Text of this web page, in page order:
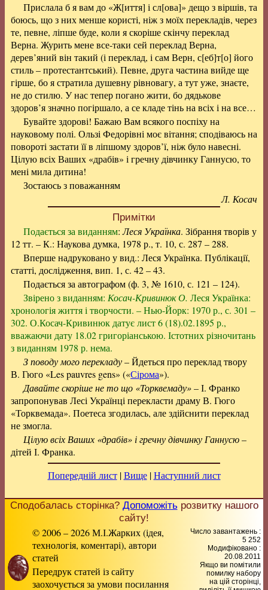
Прислала б я вам до «Ж[иття] і сл[ова]» дещо з віршів, та
боюсь, що з них менше користі, ніж з моїх перекладів, через
те, певне, ліпше буде, коли я скоріше скінчу переклад
Верна. Журить мене все-таки сей переклад Верна,
дерев’яний він такий (і переклад, і сам Верн, с[еб]т[о] його
стиль – протестантський). Певне, друга частина вийде ще
гірше, бо я стратила душевну рівновагу, а тут уже, знаєте,
не до стилю. У нас тепер погано жити, бо дядькове
здоров’я значно погіршало, а се кладе тінь на всіх і на все…
Бувайте здорові! Бажаю Вам всякого поспіху на
науковому полі. Ользі Федорівні моє вітання; сподіваюсь на
повороті застати її в ліпшому здоров’ї, ніж було навесні.
Цілую всіх Ваших «драбів» і гречну дівчинку Ганнусю, то
мені мила дитина!
Зостаюсь з поважанням
Л. Косач
Примітки
Подається за виданням:Леся Українка. Зібрання творів у
12 тт. – К.: Наукова думка, 1978 р., т. 10, с. 287 – 288.
Вперше надруковано у вид.: Леся Українка. Публікації,
статті, дослідження, вип. 1, с. 42 – 43.
Подається за автографом (ф. 3, № 1610, с. 121 – 124).
Звірено з виданням: Косач-Кривинюк О. Леся Українка:
хронологія життя і творчости. – Нью-Йорк: 1970 р., с. 301 –
302. О.Косач-Кривинюк датує лист 6 (18).02.1895 р.,
вважаючи дату 18.02 григоріанською. Істотних різночитань
з виданням 1978 р. нема.
З поводу мого перекладу– Йдеться про переклад твору
В. Гюго «Les pauvres gens» («Сірома»).
Давайте скоріше не то що «Торквемаду»– І. Франко
запропонував Лесі Українці перекласти драму В. Гюго
«Торквемада». Поетеса згодилась, але здійснити переклад
не змогла.
Цілую всіх Ваших «драбів» і гречну дівчинку Ганнусю–
дітей І. Франка.
Попередній лист|Вище|Наступний лист
Сподобалась сторінка? Допоможітьрозвитку нашого
сайту!
© 2006 – 2026 М.І.Жарких (ідея,
технологія, коментарі), автори
статей
Передрук статей із сайту
заохочується за умови посилання
Число завантажень :
5 252
Модифіковано :
20.08.2011
Якщо ви помітили
помилку набору
на цiй сторiнцi,